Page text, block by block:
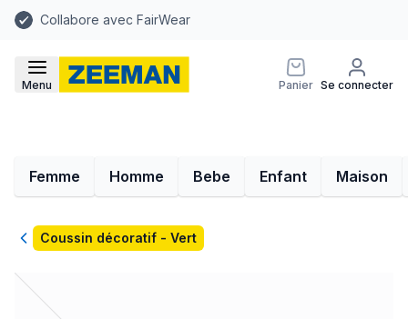
Collabore avec FairWear
Menu Panier Se connecter
Femme Homme Bebe Enfant Maison
RetourCoussin décoratif - Vert